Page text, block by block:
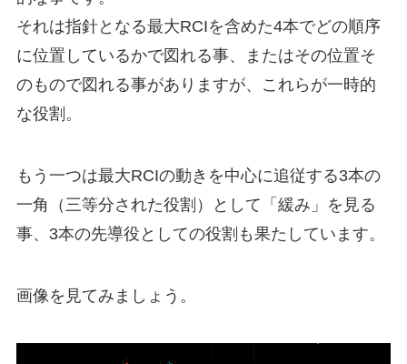
それは指針となる最大RCIを含めた4本でどの順序
に位置しているかで図れる事、またはその位置そ
のもので図れる事がありますが、これらが一時的
な役割。
もう一つは最大RCIの動きを中心に追従する3本の
一角（三等分された役割）として「緩み」を見る
事、3本の先導役としての役割も果たしています。
画像を見てみましょう。